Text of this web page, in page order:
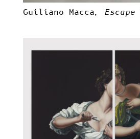
Guiliano Macca, Escape